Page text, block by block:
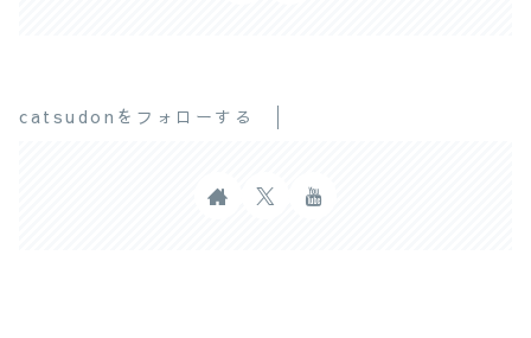
catsudonをフォローする